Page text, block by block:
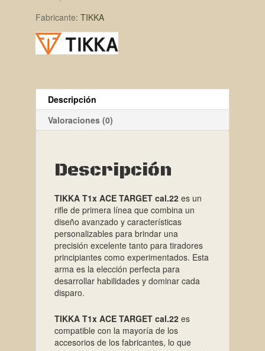
Fabricante: TIKKA
Descripción
Valoraciones (0)
Descripción
TIKKA T1x ACE TARGET cal.22 es un
rifle de primera línea que combina un
diseño avanzado y características
personalizables para brindar una
precisión excelente tanto para tiradores
principiantes como experimentados. Esta
arma es la elección perfecta para
desarrollar habilidades y dominar cada
disparo.
TIKKA T1x ACE TARGET cal.22es
compatible con la mayoría de los
accesorios de los fabricantes, lo que